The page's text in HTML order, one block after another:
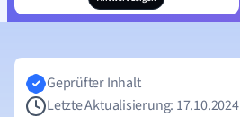
Geprüfter Inhalt
Letzte Aktualisierung: 17.10.2024